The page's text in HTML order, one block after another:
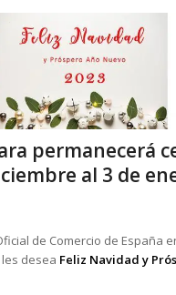
permanecerá
al 3 de
de Comercio de España
desea Feliz Navidad y